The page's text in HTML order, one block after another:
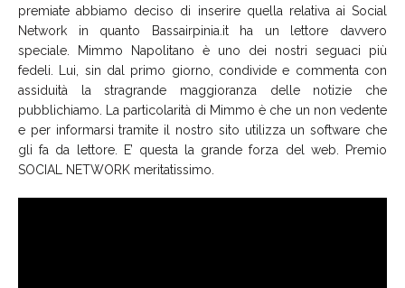
premiate abbiamo deciso di inserire quella relativa ai Social
Network in quanto Bassairpinia.it ha un lettore davvero
speciale. Mimmo Napolitano è uno dei nostri seguaci più
fedeli. Lui, sin dal primo giorno, condivide e commenta con
assiduità la stragrande maggioranza delle notizie che
pubblichiamo. La particolarità di Mimmo è che un non vedente
e per informarsi tramite il nostro sito utilizza un software che
gli fa da lettore. E’ questa la grande forza del web. Premio
SOCIAL NETWORK meritatissimo.